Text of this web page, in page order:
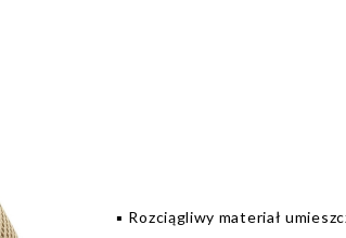
▪️ Rozciągliwy materiał